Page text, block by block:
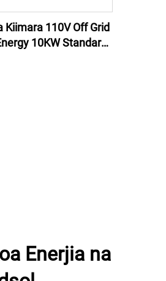
Kiimara 110V Off Grid
10KW Standard
Enerjia na